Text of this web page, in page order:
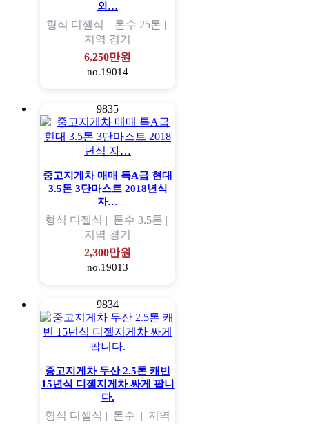
외…
형식 디젤식 | 톤수 25톤 |
지역 경기
6,250만원
no.19014
9835
중고지게차 매매 특A급 현대
3.5톤 3단마스트 2018년식
자…
형식 디젤식 | 톤수 3.5톤 |
지역 경기
2,300만원
no.19013
9834
중고지게차 두산 2.5톤 캐빈
15년식 디젤지게차 싸게 팝니
다.
형식 디젤식 | 톤수 | 지역